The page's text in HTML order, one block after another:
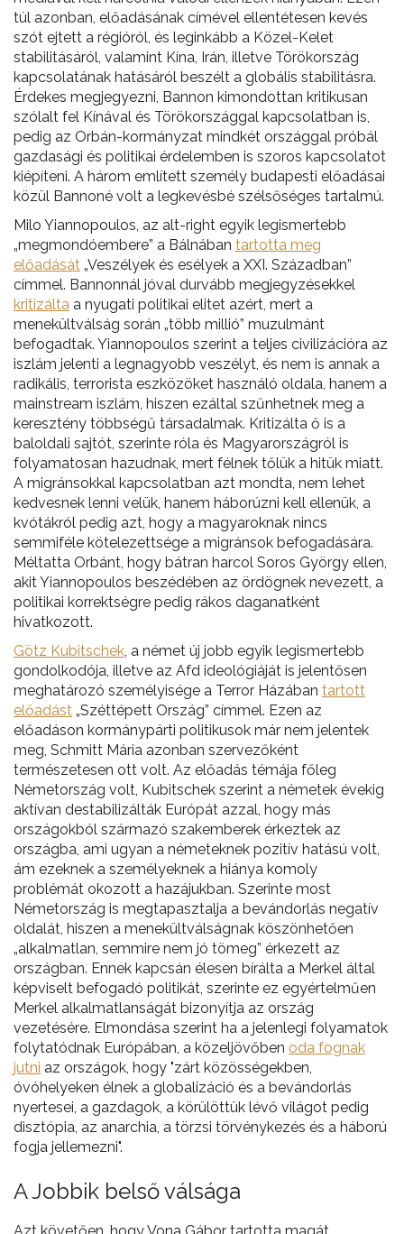
túl azonban, előadásának címével ellentétesen kevés
szót ejtett a régióról, és leginkább a Közel-Kelet
stabilitásáról, valamint Kína, Irán, illetve Törökország
kapcsolatának hatásáról beszélt a globális stabilitásra.
Érdekes megjegyezni, Bannon kimondottan kritikusan
szólalt fel Kínával és Törökországgal kapcsolatban is,
pedig az Orbán-kormányzat mindkét országgal próbál
gazdasági és politikai érdelemben is szoros kapcsolatot
kiépíteni. A három említett személy budapesti előadásai
közül Bannoné volt a legkevésbé szélsőséges tartalmú.
Milo Yiannopoulos, az alt-right egyik legismertebb
„megmondóembere” a Bálnában tartotta meg
előadását „Veszélyek és esélyek a XXI. Században”
címmel. Bannonnál jóval durvább megjegyzésekkel
kritizálta a nyugati politikai elitet azért, mert a
menekültválság során „több millió” muzulmánt
befogadtak. Yiannopoulos szerint a teljes civilizációra az
iszlám jelenti a legnagyobb veszélyt, és nem is annak a
radikális, terrorista eszközöket használó oldala, hanem a
mainstream iszlám, hiszen ezáltal szűnhetnek meg a
keresztény többségű társadalmak. Kritizálta ő is a
baloldali sajtót, szerinte róla és Magyarországról is
folyamatosan hazudnak, mert félnek tőlük a hitük miatt.
A migránsokkal kapcsolatban azt mondta, nem lehet
kedvesnek lenni velük, hanem háborúzni kell ellenük, a
kvótákról pedig azt, hogy a magyaroknak nincs
semmiféle kötelezettsége a migránsok befogadására.
Méltatta Orbánt, hogy bátran harcol Soros György ellen,
akit Yiannopoulos beszédében az ördögnek nevezett, a
politikai korrektségre pedig rákos daganatként
hivatkozott.
Götz Kubitschek, a német új jobb egyik legismertebb
gondolkodója, illetve az Afd ideológiáját is jelentősen
meghatározó személyisége a Terror Házában tartott
előadást „Széttépett Ország” címmel. Ezen az
előadáson kormánypárti politikusok már nem jelentek
meg, Schmitt Mária azonban szervezőként
természetesen ott volt. Az előadás témája főleg
Németország volt, Kubitschek szerint a németek évekig
aktívan destabilizálták Európát azzal, hogy más
országokból származó szakemberek érkeztek az
országba, ami ugyan a németeknek pozitív hatású volt,
ám ezeknek a személyeknek a hiánya komoly
problémát okozott a hazájukban. Szerinte most
Németország is megtapasztalja a bevándorlás negatív
oldalát, hiszen a menekültválságnak köszönhetően
„alkalmatlan, semmire nem jó tömeg” érkezett az
országban. Ennek kapcsán élesen bírálta a Merkel által
képviselt befogadó politikát, szerinte ez egyértelműen
Merkel alkalmatlanságát bizonyítja az ország
vezetésére. Elmondása szerint ha a jelenlegi folyamatok
folytatódnak Európában, a közeljövőben oda fognak
jutni az országok, hogy "zárt közösségekben,
óvóhelyeken élnek a globalizáció és a bevándorlás
nyertesei, a gazdagok, a körülöttük lévő világot pedig
disztópia, az anarchia, a törzsi törvénykezés és a háború
fogja jellemezni".
A Jobbik belső válsága